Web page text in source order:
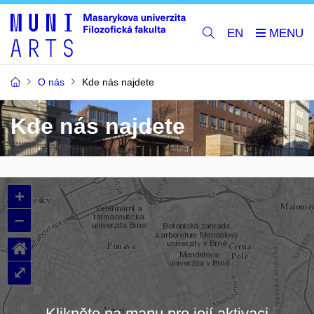
EN
O nás Kde nás najdete
Kde nás najdete
+
–
⌂
⤢